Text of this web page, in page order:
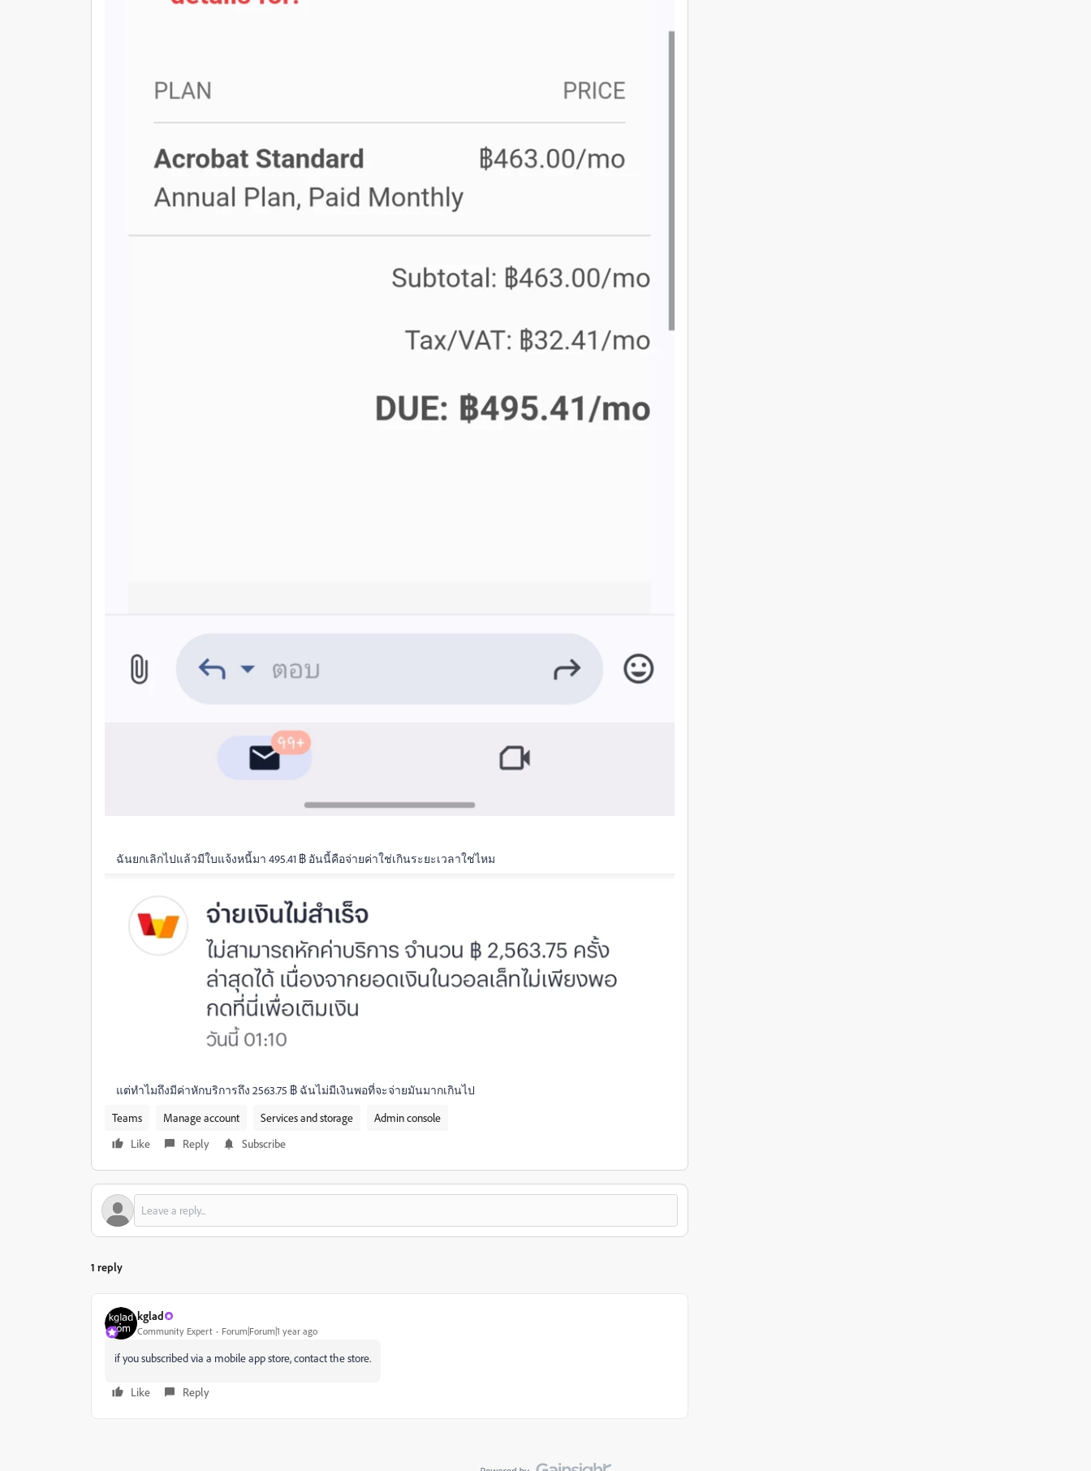
ฉันยกเลิกไปแล้วมีใบแจ้งหนี้มา 495.41 ฿ อันนี้คือจ่ายค่าใช่เกินระยะเวลาใช่ไหม
แต่ทำไมถึงมีค่าหักบริการถึง 2563.75 ฿ ฉันไม่มีเงินพอที่จะจ่ายมันมากเกินไป
Teams
Manage account Services and storage
Admin console
Like
Reply Subscribe
1 reply
kglad
Community Expert Forum|Forum|1 year ago
if you subscribed via a mobile app store, contact the store.
Like Reply